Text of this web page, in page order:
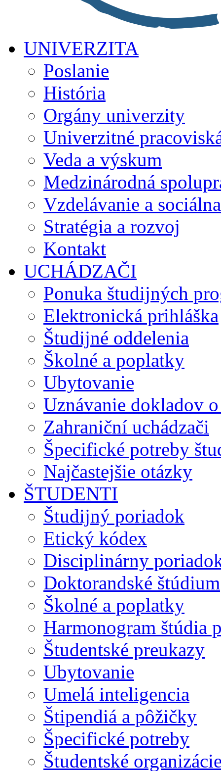
UNIVERZITA
Poslanie
História
Orgány univerzity
Univerzitné
Veda a výskum
Medzinárodná
Vzdelávanie a
Stratégia a rozvoj
Kontakt
UCHÁDZAČI
Ponuka študijných
Elektronická prihláška
Študijné oddelenia
Školné a poplatky
Ubytovanie
Uznávanie dokladov
Zahraniční uchádzači
Špecifické potreby
Najčastejšie otázky
ŠTUDENTI
Študijný poriadok
Etický kódex
Disciplinárny
Doktorandské štúdium
Školné a poplatky
Harmonogram štúdia
Študentské preukazy
Ubytovanie
Umelá inteligencia
Štipendiá a pôžičky
Špecifické potreby
Študentské